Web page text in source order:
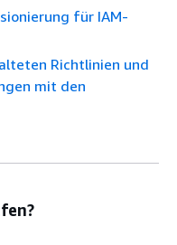
für IAM-
Richtlinien und
mit den